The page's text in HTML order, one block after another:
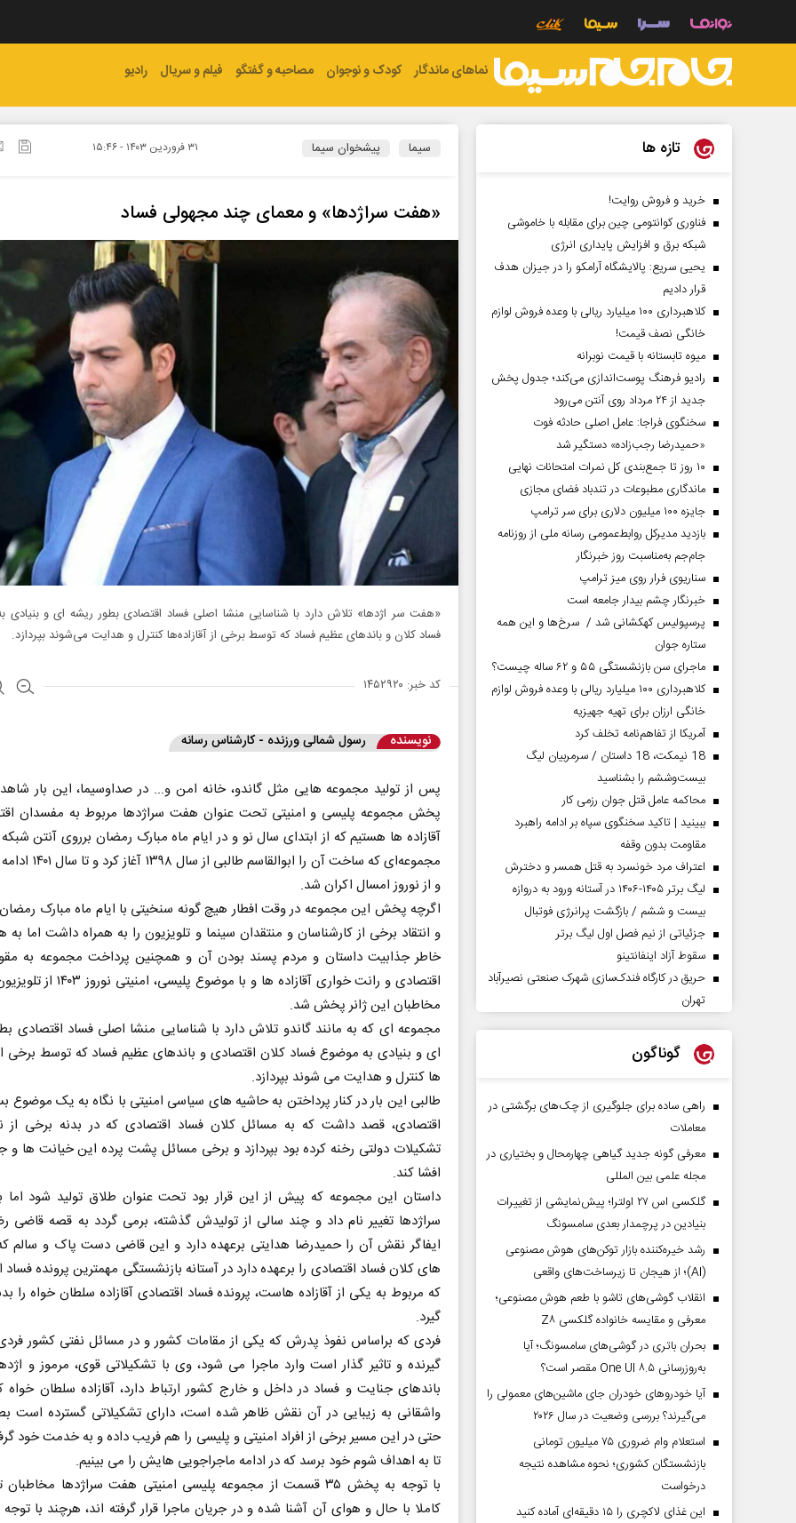
نماهای ماندگار کودک و نوجوان مصاحبه و گفتگو فیلم و سریال رادیو
سیما پیشخوان سیما ۳۱ فروردين ۱۴۰۳ - ۱۵:۴۶
«هفت سراژدها» و معمای چند مجهولی فساد
«هفت سر اژدها» تلاش دارد با شناسایی منشا اصلی فساد اقتصادی بطور ریشه ای و بنیادی
فساد کلان و باندهای عظیم فساد که توسط برخی از آقازاده‌ها کنترل و هدایت می‌شوند بپردازد.
کد خبر: ۱۴۵۲۹۲۰
نویسنده رسول شمالی ورزنده - کارشناس رسانه
پس از تولید مجموعه هایی مثل گاندو، خانه امن و... در صداوسیما، این بار
پخش مجموعه پلیسی و امنیتی تحت عنوان هفت سراژدها مربوط به مفسدان
مجموعه‌ای که ساخت آن را
و از نوروز امسال اکران شد.
اگرچه پخش این مجموعه در وقت افطار هیچ گونه سنخیتی با ایام ماه مبارک
و انتقاد برخی از کارشناسان و منتقدان سینما و تلویزیون را به همراه داشت اما به
خاطر جذابیت داستان و مردم پسند بودن آن و همچنین پرداخت مجموعه به
اقتصادی و رانت خواری آقازاده ها و با موضوع
مخاطبان این ژانر پخش شد.
مجموعه ای که به مانند گاندو تلاش دارد با شناسایی منشا اصلی فساد اقتصادی
ای و بنیادی به موضوع فساد کلان اقتصادی و باندهای عظیم فساد که توسط برخی از
ها کنترل و هدایت می شوند بپردازد.
طالبی این بار در کنار پرداختن به حاشیه های سیاسی امنیتی با نگاه به یک موضوع
اقتصادی، قصد داشت که به مسائل کلان فساد اقتصادی که در بدنه برخی از
تشکیلات دولتی رخنه کرده بود بپردازد و برخی مسائل پشت پرده این خیانت ها و
افشا کند.
داستان این مجموعه که پیش از این قرار بود تحت عنوان طلاق تولید شود
سراژدها تغییر نام داد و چند سالی از تولیدش گذشته، برمی گردد به قصه قاضی
ایفاگر نقش آن را حمیدرضا هدایتی برعهده دارد و این قاضی دست پاک و سالم
های کلان فساد اقتصادی را برعهده دارد در آستانه بازنشستگی مهمترین پرونده
که مربوط به یکی از آقازاده هاست، پرونده فساد اقتصادی آقازاده سلطان خواه
گیرد.
فردی که براساس نفوذ پدرش که یکی از مقامات کشور و در مسائل نفتی کشور
گیرنده و تاثیر گذار است وارد ماجرا می شود، وی با تشکیلاتی قوی، مرموز و
باندهای جنایت و فساد در داخل و خارج کشور ارتباط دارد، آقازاده سلطان خواه
واشقانی به زیبایی در آن نقش ظاهر شده است، دارای تشکیلاتی گسترده است
حتی در این مسیر برخی از افراد امنیتی و پلیسی را هم فریب داده و به خدمت خود
تا به اهداف شوم خود برسد که در ادامه ماجراجویی هایش را می بینیم.
با توجه به پخش ۳۵ قسمت از مجموعه پلیسی امنیتی هفت سراژدها
کاملا با حال و هوای آن آشنا شده و در جریان ماجرا قرار گرفته اند، هرچند با توجه
تازه ها
خرید و فروش روایت!
فناوری کوانتومی چین برای مقابله با خاموشی
شبکه برق و افزایش پایداری انرژی
یحیی سریع: پالایشگاه آرامکو را در جیزان هدف
قرار دادیم
کلاهبرداری ۱۰۰ میلیارد ریالی با وعده فروش لوازم
خانگی نصف قیمت!
میوه تابستانه با قیمت نوبرانه
رادیو فرهنگ پوست‌اندازی می‌کند؛ جدول پخش
جدید از ۲۴ مرداد روی آنتن می‌رود
سخنگوی فراجا: عامل اصلی حادثه فوت
«حمیدرضا رجب‌زاده» دستگیر شد
۱۰ روز تا جمع‌بندی کل نمرات امتحانات نهایی
ماندگاری مطبوعات در تندباد فضای مجازی
جایزه ۱۰۰ میلیون دلاری برای سر ترامپ
بازدید مدیرکل روابط‌عمومی رسانه ملی از روزنامه
جام‌جم به‌مناسبت روز خبرنگار
سناریوی فرار روی میز ترامپ
خبرنگار چشم بیدار جامعه است
پرسپولیس کهکشانی شد / سرخ‌ها و این همه
ستاره جوان
ماجرای سن بازنشستگی ۵۵ و ۶۲ ساله چیست؟
کلاهبرداری ۱۰۰ میلیارد ریالی با وعده فروش لوازم
خانگی ارزان برای تهیه جهیزیه
آمریکا از تفاهم‌نامه تخلف کرد
18 نیمکت، 18 داستان / سرمربیان لیگ
بیست‌وششم را بشناسید
محاکمه عامل قتل جوان رزمی کار
ببینید | تاکید سخنگوی سپاه بر ادامه راهبرد
مقاومت بدون وقفه
اعتراف مرد خونسرد به قتل همسر و دخترش
لیگ برتر ۱۴۰۵-۱۴۰۶ در آستانه ورود به دروازه
بیست و ششم / بازگشت پرانرژی فوتبال
جزئیاتی از نیم فصل اول لیگ برتر
سقوط آزاد اینفانتینو
حریق در کارگاه فندک‌سازی شهرک صنعتی نصیرآباد
تهران
گوناگون
راهی ساده برای جلوگیری از چک‌های برگشتی در
معاملات
معرفی گونه جدید گیاهی چهارمحال و بختیاری در
مجله علمی بین المللی
گلکسی اس ۲۷ اولترا؛ پیش‌نمایشی از تغییرات
بنیادین در پرچمدار بعدی سامسونگ
رشد خیره‌کننده بازار توکن‌های هوش مصنوعی
(AI)؛ از هیجان تا زیرساخت‌های واقعی
انقلاب گوشی‌های تاشو‌ با طعم هوش مصنوعی؛
معرفی و مقایسه خانواده گلکسی Z۸
بحران باتری در گوشی‌های سامسونگ؛ آیا
به‌روزرسانی One UI ۸.۵ مقصر است؟
آیا خودروهای خودران جای ماشین‌های معمولی را
می‌گیرند؟ بررسی وضعیت در سال ۲۰۲۶
استعلام وام ضروری ۷۵ میلیون تومانی
بازنشستگان کشوری؛ نحوه مشاهده نتیجه
درخواست
این غذای لاکچری را ۱۵ دقیقه‌ای آماده کنید